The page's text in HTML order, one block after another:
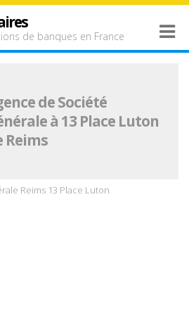
de banques en France
de Société
à 13 Place Luton
Reims
Reims 13 Place Luton